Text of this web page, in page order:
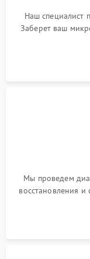
Наш специалист
Заберет ваш
Мы проведем
восстановления